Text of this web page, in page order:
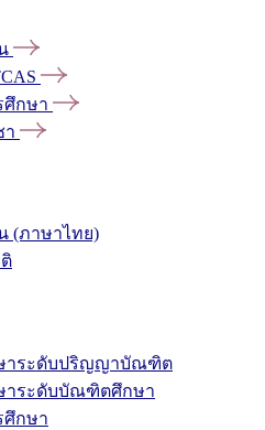
ศึกษา
า
(ภาษาไทย)
าระดับปริญญาบัณฑิต
าระดับบัณฑิตศึกษา
ศึกษา